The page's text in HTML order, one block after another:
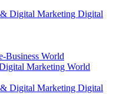
& Digital Marketing Digital
Business World
Marketing World
& Digital Marketing Digital